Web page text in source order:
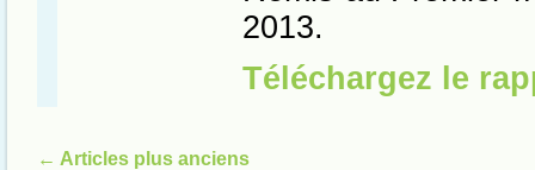
← Articles plus anciens